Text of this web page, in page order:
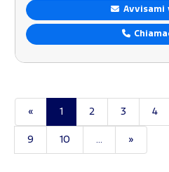
Avvisami
« 1 2 3 4
9 10 »